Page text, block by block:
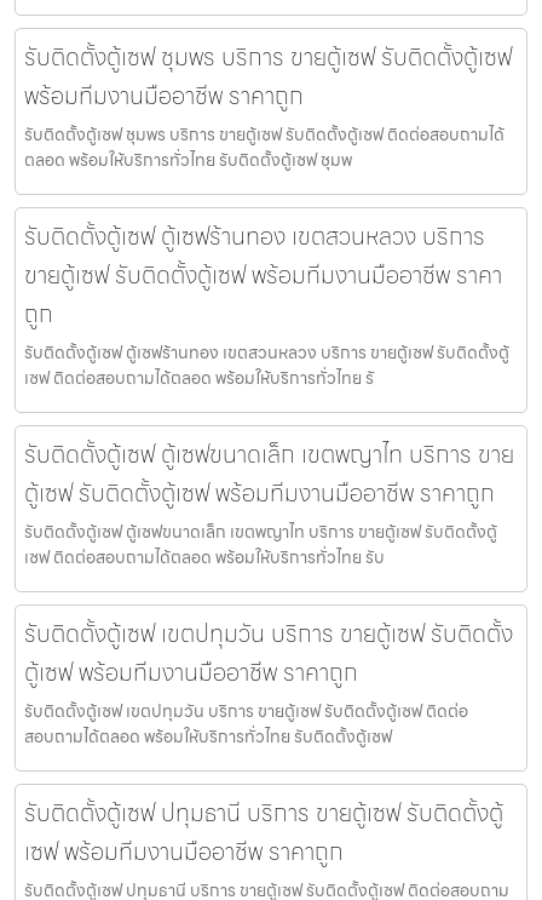
รับติดตั้งตู้เซฟ ชุมพร บริการ ขายตู้เซฟ รับติดตั้งตู้เซฟ
พร้อมทีมงานมืออาชีพ ราคาถูก
รับติดตั้งตู้เซฟ ชุมพร บริการ ขายตู้เซฟ รับติดตั้งตู้เซฟ ติดต่อสอบถามได้
ตลอด พร้อมให้บริการทั่วไทย รับติดตั้งตู้เซฟ ชุมพ
รับติดตั้งตู้เซฟ ตู้เซฟร้านทอง เขตสวนหลวง บริการ
ขายตู้เซฟ รับติดตั้งตู้เซฟ พร้อมทีมงานมืออาชีพ ราคา
ถูก
รับติดตั้งตู้เซฟ ตู้เซฟร้านทอง เขตสวนหลวง บริการ ขายตู้เซฟ รับติดตั้งตู้
เซฟ ติดต่อสอบถามได้ตลอด พร้อมให้บริการทั่วไทย รั
รับติดตั้งตู้เซฟ ตู้เซฟขนาดเล็ก เขตพญาไท บริการ ขาย
ตู้เซฟ รับติดตั้งตู้เซฟ พร้อมทีมงานมืออาชีพ ราคาถูก
รับติดตั้งตู้เซฟ ตู้เซฟขนาดเล็ก เขตพญาไท บริการ ขายตู้เซฟ รับติดตั้งตู้
เซฟ ติดต่อสอบถามได้ตลอด พร้อมให้บริการทั่วไทย รับ
รับติดตั้งตู้เซฟ เขตปทุมวัน บริการ ขายตู้เซฟ รับติดตั้ง
ตู้เซฟ พร้อมทีมงานมืออาชีพ ราคาถูก
รับติดตั้งตู้เซฟ เขตปทุมวัน บริการ ขายตู้เซฟ รับติดตั้งตู้เซฟ ติดต่อ
สอบถามได้ตลอด พร้อมให้บริการทั่วไทย รับติดตั้งตู้เซฟ
รับติดตั้งตู้เซฟ ปทุมธานี บริการ ขายตู้เซฟ รับติดตั้งตู้
เซฟ พร้อมทีมงานมืออาชีพ ราคาถูก
รับติดตั้งตู้เซฟ ปทุมธานี บริการ ขายตู้เซฟ รับติดตั้งตู้เซฟ ติดต่อสอบถาม